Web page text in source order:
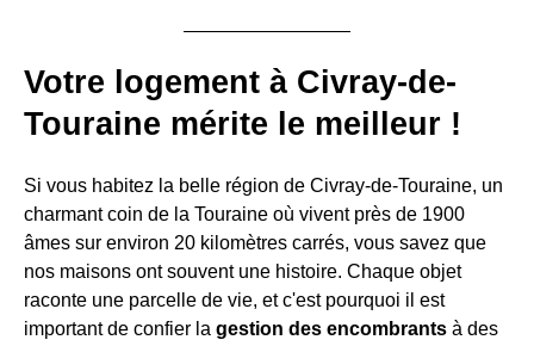
Votre logement à Civray-de-
Touraine mérite le meilleur !
Si vous habitez la belle région de Civray-de-Touraine, un
charmant coin de la Touraine où vivent près de 1900
âmes sur environ 20 kilomètres carrés, vous savez que
nos maisons ont souvent une histoire. Chaque objet
raconte une parcelle de vie, et c'est pourquoi il est
important de confier la gestion des encombrants à des